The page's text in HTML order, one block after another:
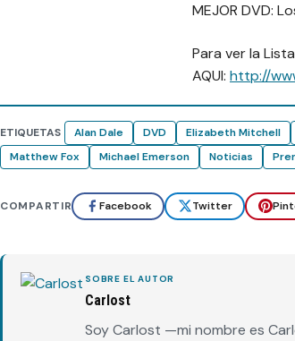
MEJOR DVD:
Para ver la
AQUI: http://
ETIQUETAS Alan Dale DVD Elizabeth Mitchell
Matthew Fox
Michael Emerson Noticias
COMPARTIR Facebook Twitter
SOBRE EL AUTOR
Carlost
Soy Carlost —mi nombre es